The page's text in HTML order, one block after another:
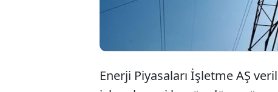
Enerji Piyasaları İşletme AŞ